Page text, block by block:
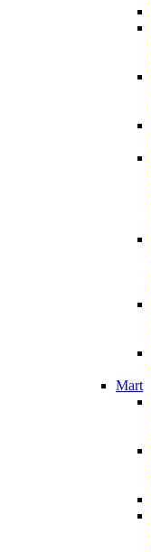
Mart